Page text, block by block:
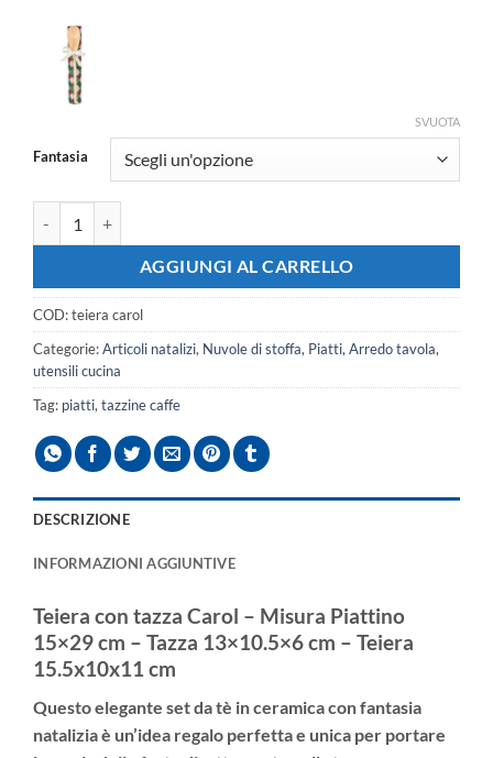
Fantasia
SVUOTA
AGGIUNGI AL CARRELLO
COD:teiera carol
Categorie:Articoli natalizi, Nuvole di stoffa, Piatti, Arredo tavola,
utensili cucina
Tag: piatti,tazzine caffe
DESCRIZIONE
INFORMAZIONI AGGIUNTIVE
Teiera con tazza Carol – Misura Piattino
15×29 cm – Tazza 13×10.5×6 cm – Teiera
15.5x10x11 cm
Questo elegante set da tè in ceramica con fantasia
natalizia è un’idea regalo perfetta e unica per portare